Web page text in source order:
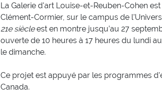
La Galerie d'art Louise-et-Reuben-Cohen
Clément-Cormier, sur le campus de
21e siècleest en montre jusqu’au 27
ouverte de 10 heures à 17 heures du lundi
le dimanche.
Ce projet est appuyé par les programmes
Canada.